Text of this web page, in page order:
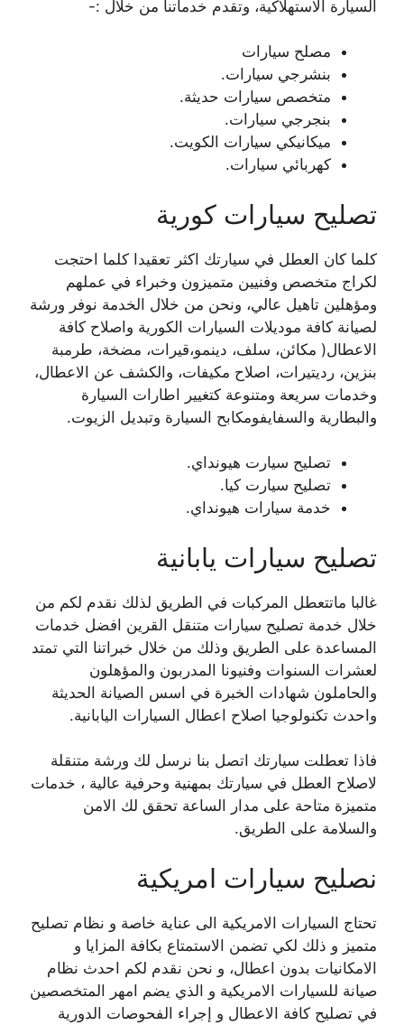
السيارة الاستهلاكية، وتقدم خدماتنا من خلال :-
مصلح سيارات
بنشرجي سيارات.
متخصص سيارات حديثة.
بنجرجي سيارات.
ميكانيكي سيارات الكويت.
كهربائي سيارات.
تصليح سيارات كورية
كلما كان العطل في سيارتك اكثر تعقيدا كلما احتجت
لكراج متخصص وفنيين متميزون وخبراء في عملهم
ومؤهلين تاهيل عالي، ونحن من خلال الخدمة نوفر ورشة
لصيانة كافة موديلات السيارات الكورية واصلاح كافة
الاعطال( مكائن، سلف، دينمو،قيرات، مضخة، طرمبة
بنزين، رديتيرات، اصلاح مكيفات، والكشف عن الاعطال،
وخدمات سريعة ومتنوعة كتغيير اطارات السيارة
والبطارية والسفايفومكابح السيارة وتبديل الزيوت.
تصليح سيارت هيونداي.
تصليح سيارت كيا.
خدمة سيارات هيونداي.
تصليح سيارات يابانية
غالبا ماتتعطل المركبات في الطريق لذلك نقدم لكم من
خلال خدمة تصليح سيارات متنقل القرين افضل خدمات
المساعدة على الطريق وذلك من خلال خبراتنا التي تمتد
لعشرات السنوات وفنيونا المدربون والمؤهلون
والحاملون شهادات الخبرة في اسس الصيانة الحديثة
واحدث تكنولوجيا اصلاح اعطال السيارات اليابانية.
فاذا تعطلت سيارتك اتصل بنا نرسل لك ورشة متنقلة
لاصلاح العطل في سيارتك بمهنية وحرفية عالية ، خدمات
متميزة متاحة على مدار الساعة تحقق لك الامن
والسلامة على الطريق.
نصليح سيارات امريكية
تحتاج السيارات الامريكية الى عناية خاصة و نظام تصليح
متميز و ذلك لكي تضمن الاستمتاع بكافة المزايا و
الامكانيات بدون اعطال، و نحن نقدم لكم احدث نظام
صيانة للسيارات الامريكية و الذي يضم امهر المتخصصين
في تصليح كافة الاعطال و إجراء الفحوصات الدورية